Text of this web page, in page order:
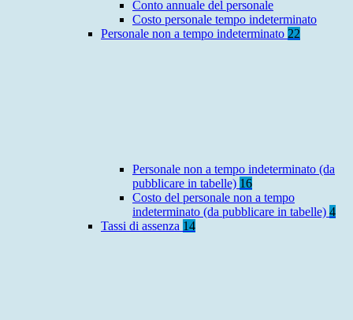
Conto annuale del personale
Costo personale tempo indeterminato
Personale non a tempo indeterminato 22
Personale non a tempo indeterminato (da
pubblicare in tabelle) 16
Costo del personale non a tempo
indeterminato (da pubblicare in tabelle) 4
Tassi di assenza 14